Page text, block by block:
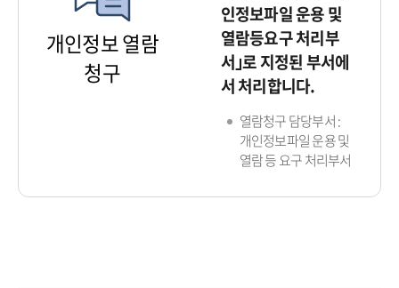
개인정보 열람
청구
인정보파일 운용 및
열람등요구 처리부
서｣로 지정된 부서에
서 처리합니다.
열람청구 담당부서 :
개인정보파일 운용 및
열람 등 요구 처리부서